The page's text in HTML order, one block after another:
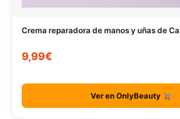
Crema reparadora de manos y uñas de
9,99€
Ver en OnlyBeauty